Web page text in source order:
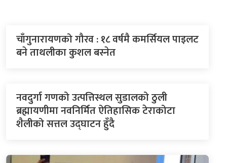
चाँगुनारायणको गौरव : १८ वर्षमै कमर्सियल पाइलट
बने ताथलीका कुशल बस्नेत
नवदुर्गा गणको उत्पत्तिस्थल सुडालको ठुली
ब्रह्मायणीमा नवनिर्मित ऐतिहासिक टेराकोटा
शैलीको सत्तल उद्घाटन हुँदै